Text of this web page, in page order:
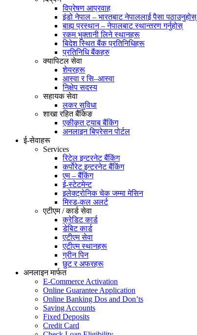
विप्रेषण आप्रवाह
इंडो नेपाल – भारतबाट नेपाललाई पैसा पठाउनुहोस्
बाह्य प्रस्थान – नेपालबाट स्थान्तरण गर्नुहोस्
रकम भुक्तानी लिने स्थानहरू
बिदेश स्थित बैंक प्रतिनिधिहरू
प्रतिनिधि बैंकहरु
क्यापिटल सेवा
शेयरहरू
आस्वा र सि–आस्वा
निक्षेप सदस्य
सहायक सेवा
लकर सुविधा
शाखा रहित बैंकिङ
एकीकृत ट्याब बैंकिंग
अनलाइन बिप्रेसन पोर्टल
ई-सेवाहरू
Services
रिटेल इन्टरनेट बैंकिंग
कर्पोरेट इन्टरनेट बैंकिंग
एम – बैंकिंग
ई-स्टेटमेन्ट
इलेक्ट्रोनिक चेक जम्मा मेसिन
मिस्ड-कल अलर्ट
एटीएम / कार्ड सेवा
क्रेडिट कार्ड
डेबिट कार्ड
एटीएम सेवा
एटीएम स्थानहरू
ग्रीन पिन
छुट र अफरहरू
अनलाइन मार्फत
E-Commerce Activation
Online Guarantee Application
Online Banking Dos and Don’ts
Saving Accounts
Fixed Deposits
Credit Card